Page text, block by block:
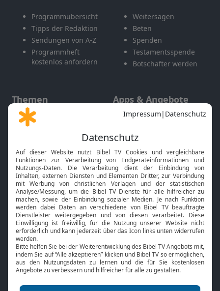
Programmübersicht
Tipps der Redaktion
Sendungen von A-Z
Programmheft
kostenlos anfordern
Weitersagen
Beten
Spenden
Testamentsspende
Botschafter werden
Themen
Gott und Bibel erklärt
Neuigkeiten
Apps & Angebote
Mobile App
Smart TV
HbbTV
Bibelthek Online-Bibel
Nächster Gottesdienst
Bibel TV
Über uns
Jobs
Mediadaten
Service
Kontakt
TV-Empfang